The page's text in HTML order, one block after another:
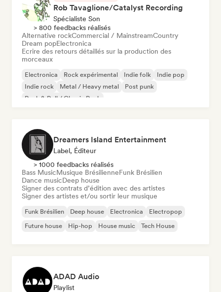
Rob Tavaglione/Catalyst Recording
Spécialiste Son
> 800 feedbacks réalisés
Alternative rockCommercial / MainstreamCountry
Dream popElectronica
Ecrire des retours détaillés sur la production des
morceaux
Electronica Rock expérimental Indie folk
Indie pop
Indie rock
Metal / Heavy metal
Post punk
Rock & Roll / Classic Rock
Dreamers Island Entertainment
Label, Éditeur
> 1000 feedbacks réalisés
Bass MusicMusique BrésilienneFunk Brésilien
Dance musicDeep house
Signer des contrats d’édition avec des artistes
Signer des artistes et/ou sortir leur musique
Funk Brésilien Deep house Electronica
Electropop
Future house
Hip-hop House music Tech House
ADAD Audio
Playlist